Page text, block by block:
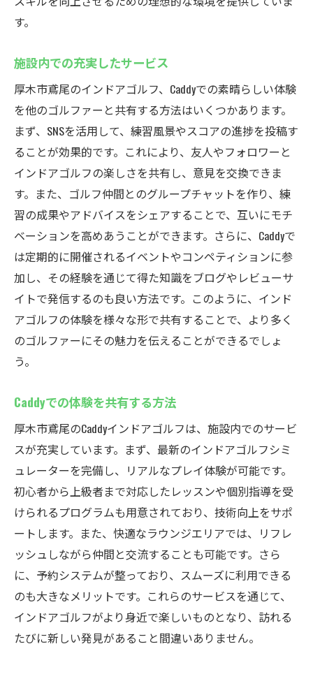
す。
施設内での充実したサービス
厚木市鳶尾のインドアゴルフ、Caddyでの素晴らしい体験
を他のゴルファーと共有する方法はいくつかあります。
まず、SNSを活用して、練習風景やスコアの進捗を投稿す
ることが効果的です。これにより、友人やフォロワーと
インドアゴルフの楽しさを共有し、意見を交換できま
す。また、ゴルフ仲間とのグループチャットを作り、練
習の成果やアドバイスをシェアすることで、互いにモチ
ベーションを高めあうことができます。さらに、Caddyで
は定期的に開催されるイベントやコンペティションに参
加し、その経験を通じて得た知識をブログやレビューサ
イトで発信するのも良い方法です。このように、インド
アゴルフの体験を様々な形で共有することで、より多く
のゴルファーにその魅力を伝えることができるでしょ
う。
Caddyでの体験を共有する方法
厚木市鳶尾のCaddyインドアゴルフは、施設内でのサービ
スが充実しています。まず、最新のインドアゴルフシミ
ュレーターを完備し、リアルなプレイ体験が可能です。
初心者から上級者まで対応したレッスンや個別指導を受
けられるプログラムも用意されており、技術向上をサポ
ートします。また、快適なラウンジエリアでは、リフレ
ッシュしながら仲間と交流することも可能です。さら
に、予約システムが整っており、スムーズに利用できる
のも大きなメリットです。これらのサービスを通じて、
インドアゴルフがより身近で楽しいものとなり、訪れる
たびに新しい発見があること間違いありません。